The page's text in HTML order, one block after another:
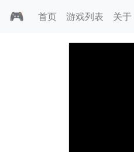
🎮 首页 游戏列表 关于